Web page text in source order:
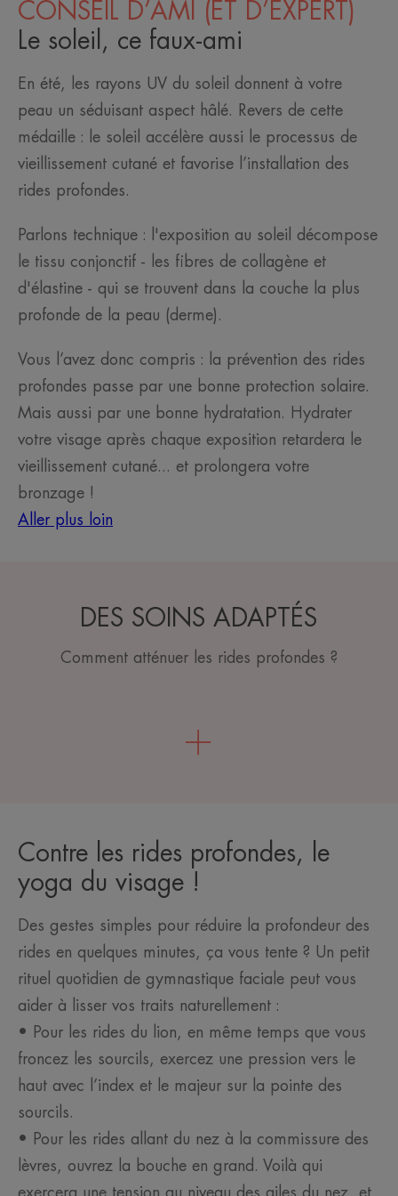
CONSEIL D’AMI (ET D’EXPERT)
Le soleil, ce faux-ami
En été, les rayons UV du soleil donnent à votre
peau un séduisant aspect hâlé. Revers de cette
médaille : le soleil accélère aussi le processus de
vieillissement cutané et favorise l’installation des
rides profondes.
Parlons technique : l'exposition au soleil décompose
le tissu conjonctif - les fibres de collagène et
d'élastine - qui se trouvent dans la couche la plus
profonde de la peau (derme).
Vous l’avez donc compris : la prévention des rides
profondes passe par une bonne protection solaire.
Mais aussi par une bonne hydratation. Hydrater
votre visage après chaque exposition retardera le
vieillissement cutané... et prolongera votre
bronzage !
Aller plus loin
DES SOINS ADAPTÉS
Comment atténuer les rides profondes ?
Contre les rides profondes, le
yoga du visage !
Des gestes simples pour réduire la profondeur des
rides en quelques minutes, ça vous tente ? Un petit
rituel quotidien de gymnastique faciale peut vous
aider à lisser vos traits naturellement :
• Pour les rides du lion, en même temps que vous
froncez les sourcils, exercez une pression vers le
haut avec l’index et le majeur sur la pointe des
sourcils.
• Pour les rides allant du nez à la commissure des
lèvres, ouvrez la bouche en grand. Voilà qui
exercera une tension au niveau des ailes du nez, et